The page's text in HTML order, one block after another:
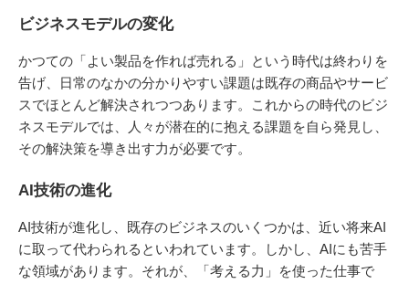
ビジネスモデルの変化
かつての「よい製品を作れば売れる」という時代は終わりを
告げ、日常のなかの分かりやすい課題は既存の商品やサービ
スでほとんど解決されつつあります。これからの時代のビジ
ネスモデルでは、人々が潜在的に抱える課題を自ら発見し、
その解決策を導き出す力が必要です。
AI技術の進化
AI技術が進化し、既存のビジネスのいくつかは、近い将来AI
に取って代わられるといわれています。しかし、AIにも苦手
な領域があります。それが、「考える力」を使った仕事で